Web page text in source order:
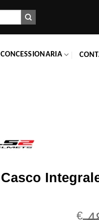
CONCESSIONARIA
Casco
€